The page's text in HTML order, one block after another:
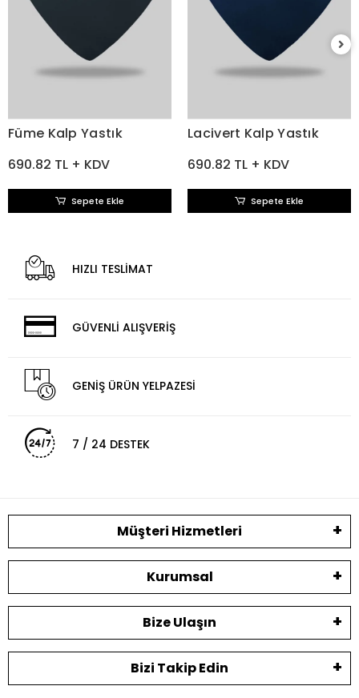
Füme Kalp Yastık
690.82 TL + KDV
Sepete Ekle
Lacivert Kalp Yastık
690.82 TL + KDV
Sepete Ekle
HIZLI TESLİMAT
GÜVENLİ ALIŞVERİŞ
GENİŞ ÜRÜN YELPAZESİ
7 / 24 DESTEK
Müşteri Hizmetleri
Kurumsal
Bize Ulaşın
Bizi Takip Edin